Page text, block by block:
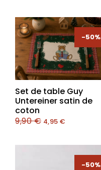
-50%
-50%
Set de table Guy
Untereiner satin de
coton
9,90€ 4,95 €
-50%